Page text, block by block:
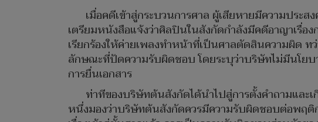
เมื่อคดีเข้าสู่กระบวนการศาล ผู้เสียหายมีความประ
เตรียมหนังสือแจ้งว่าศิลปินในสังกัดกำลังมีคดีอาญาเรื่อ
เรียกร้องให้ค่ายเพลงทำหน้าที่เป็นศาลตัดสินความผิด
ลักษณะที่ปัดความรับผิดชอบ โดยระบุว่าบริษัทไม่มีนโยบ
การยื่นเอกสาร
ท่าทีของบริษัทต้นสังกัดได้นำไปสู่การตั้งคำถามและ
หนึ่งมองว่าบริษัทต้นสังกัดควรมีความรับผิดชอบต่อพฤติ